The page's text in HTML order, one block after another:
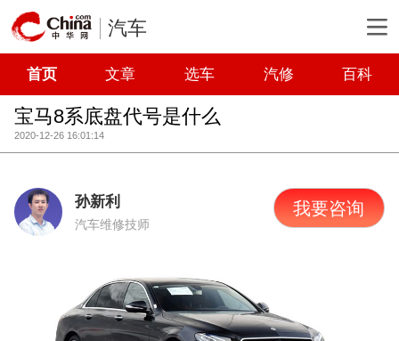
汽车
首页 文章 选车 汽修 百科
宝马8系底盘代号是什么
2020-12-26 16:01:14
孙新利
汽车维修技师
我要咨询